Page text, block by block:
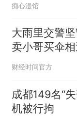
痴心漫馆
大雨里交警
卖小哥买伞
谢！
财经时间官方
成都149名“失
机被行拘